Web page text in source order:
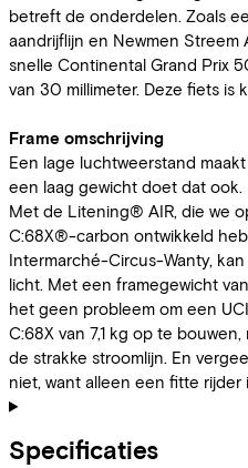
betreft de onderdelen. Zoals
aandrijflijn en Newmen
snelle Continental Grand Prix
van 30 millimeter. Deze fiets is
Frame omschrijving
Een lage luchtweerstand
een laag gewicht doet dat
Met de Litening® AIR, die we
C:68X®-carbon ontwikkeld
Intermarché-Circus-Wanty,
licht. Met een framegewicht
het geen probleem om een
C:68X van 7,1 kg op te
de strakke stroomlijn. En
niet, want alleen een fitte rijder
Specificaties